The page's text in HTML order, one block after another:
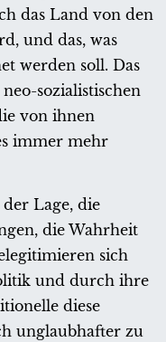
das Land von den
und das, was
werden soll. Das
sozialistischen
von ihnen
immer mehr
Lage, die
die Wahrheit
sich
und durch ihre
diese
unglaubhafter zu